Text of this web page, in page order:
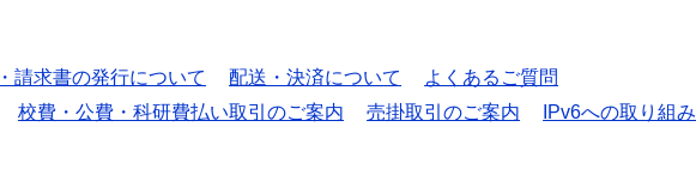
請求書の発行について 配送・決済について
よくあるご質問
校費・公費・科研費払い取引のご案内 売掛取引のご案内
IPv6への取り組み